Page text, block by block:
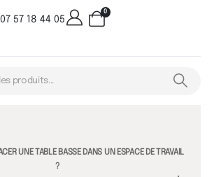
07 57 18 44 05
0
UNE TABLE BASSE DANS UN ESPACE DE TRAVAIL
?